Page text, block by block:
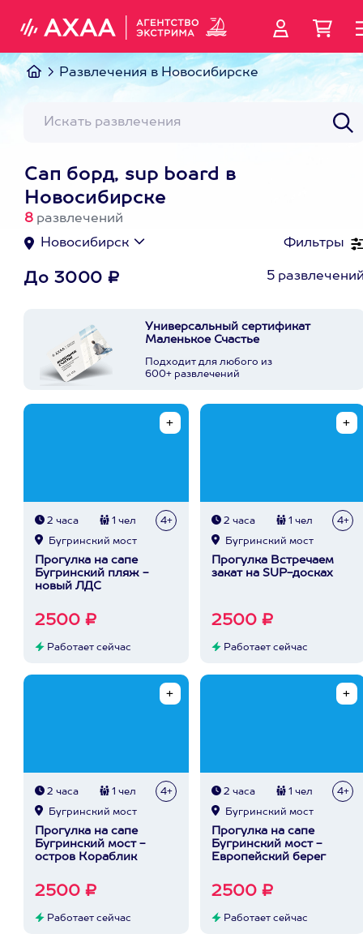
Развлечения в Новосибирске
Сап борд, sup board в
Новосибирске
8 развлечений
Фильтры
Новосибирск
До 3000 ₽ 5
Универсальный сертификат
Маленькое Счастье
Подходит для любого из
600+ развлечений
2 часа 1 чел 4+
Бугринский мост
Прогулка на сапе
Бугринский пляж -
новый ЛДС
2500 ₽
Работает сейчас
2 часа 1 чел 4+
Бугринский мост
Прогулка Встречаем
закат на SUP-досках
2500 ₽
Работает сейчас
2 часа 1 чел 4+
Бугринский мост
Прогулка на сапе
Бугринский мост -
остров Кораблик
2500 ₽
Работает сейчас
2 часа 1 чел 4+
Бугринский мост
Прогулка на сапе
Бугринский мост -
Европейский берег
2500 ₽
Работает сейчас